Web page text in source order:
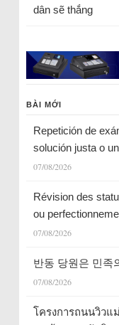
dân sẽ thắng
BÀI MỚI
Repetición de
solución justa o
07/08/2026
Révision des
ou
07/08/2026
반동 당원은 민족
07/08/2026
โครงการถนนวิวแ